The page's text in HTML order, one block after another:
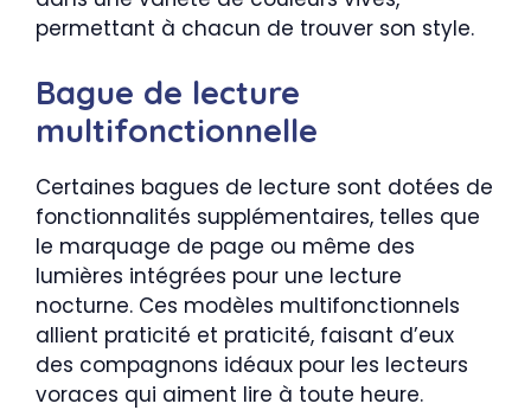
permettant à chacun de trouver son style.
Bague de lecture
multifonctionnelle
Certaines bagues de lecture sont dotées de
fonctionnalités supplémentaires, telles que
le marquage de page ou même des
lumières intégrées pour une lecture
nocturne. Ces modèles multifonctionnels
allient praticité et praticité, faisant d’eux
des compagnons idéaux pour les lecteurs
voraces qui aiment lire à toute heure.